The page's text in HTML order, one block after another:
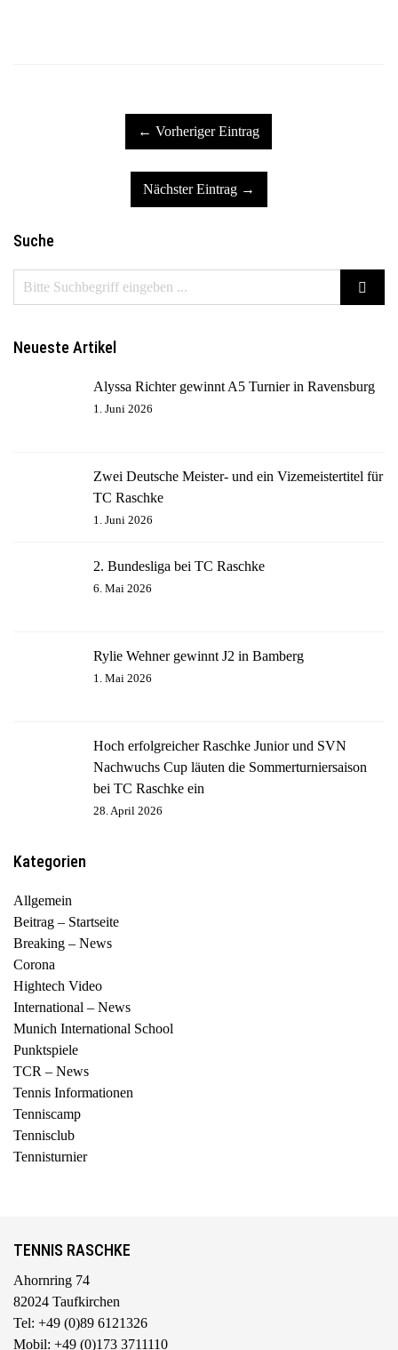
← Vorheriger Eintrag
Nächster Eintrag →
Suche
Neueste Artikel
Alyssa Richter gewinnt A5 Turnier in Ravensburg
1. Juni 2026
Zwei Deutsche Meister- und ein Vizemeistertitel für
TC Raschke
1. Juni 2026
2. Bundesliga bei TC Raschke
6. Mai 2026
Rylie Wehner gewinnt J2 in Bamberg
1. Mai 2026
Hoch erfolgreicher Raschke Junior und SVN
Nachwuchs Cup läuten die Sommerturniersaison
bei TC Raschke ein
28. April 2026
Kategorien
Allgemein
Beitrag – Startseite
Breaking – News
Corona
Hightech Video
International – News
Munich International School
Punktspiele
TCR – News
Tennis Informationen
Tenniscamp
Tennisclub
Tennisturnier
TENNIS RASCHKE
Ahornring 74
82024 Taufkirchen
Tel: +49 (0)89 6121326
Mobil: +49 (0)173 3711110